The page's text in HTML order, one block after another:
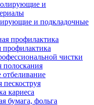
и подкладочные
профилактика
чистки
полоскания
кариеса